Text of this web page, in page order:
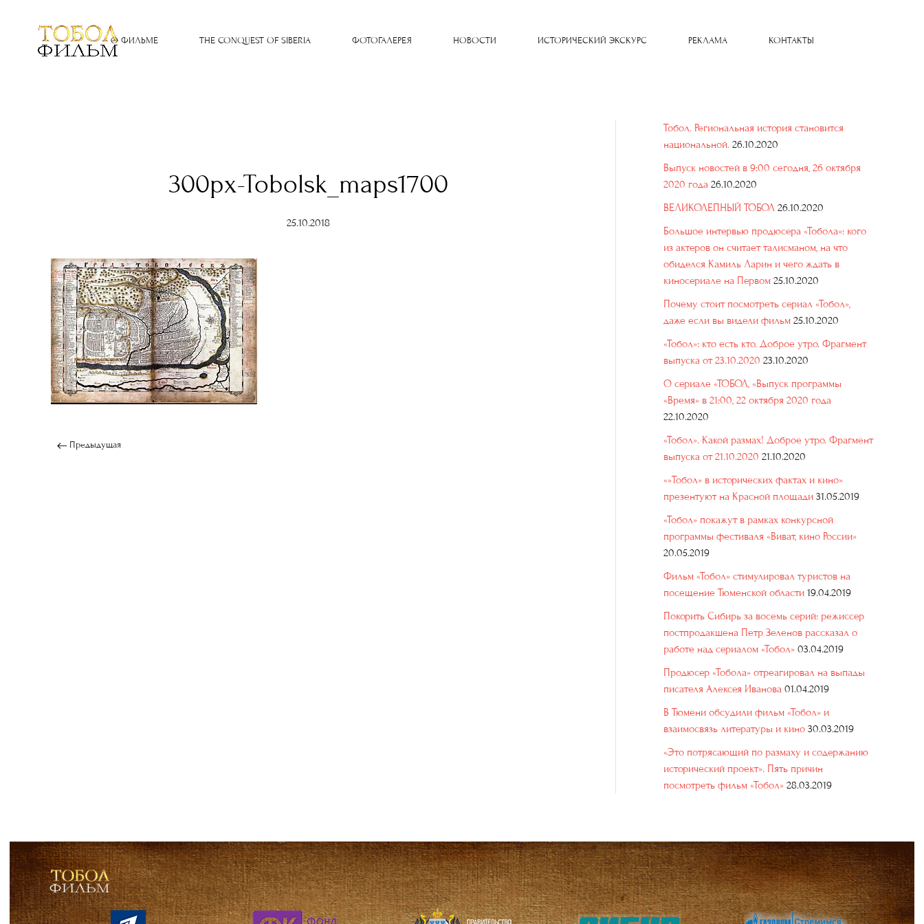
О ФИЛЬМЕ THE CONQUEST OF SIBERIA ФОТОГАЛЕРЕЯ НОВОСТИ ИСТОРИЧЕСКИЙ ЭКСКУРС РЕКЛАМА КОНТАКТЫ
300px-Tobolsk_maps1700
25.10.2018
Предыдущая
Тобол. Региональная история становится
национальной. 26.10.2020
Выпуск новостей в 9:00 сегодня, 26 октября
2020 года 26.10.2020
ВЕЛИКОЛЕПНЫЙ ТОБОЛ 26.10.2020
Большое интервью продюсера «Тобола»: кого
из актеров он считает талисманом, на что
обиделся Камиль Ларин и чего ждать в
киносериале на Первом 25.10.2020
Почему стоит посмотреть сериал «Тобол»,
даже если вы видели фильм 25.10.2020
«Тобол»: кто есть кто. Доброе утро. Фрагмент
выпуска от 23.10.2020 23.10.2020
О сериале «ТОБОЛ, «Выпуск программы
«Время» в 21:00, 22 октября 2020 года
22.10.2020
«Тобол». Какой размах! Доброе утро. Фрагмент
выпуска от 21.10.2020 21.10.2020
«»Тобол» в исторических фактах и кино»
презентуют на Красной площади 31.05.2019
«Тобол» покажут в рамках конкурсной
программы фестиваля «Виват, кино России»
20.05.2019
Фильм «Тобол» стимулировал туристов на
посещение Тюменской области 19.04.2019
Покорить Сибирь за восемь серий: режиссер
постпродакшена Петр Зеленов рассказал о
работе над сериалом «Тобол» 03.04.2019
Продюсер «Тобола» отреагировал на выпады
писателя Алексея Иванова 01.04.2019
В Тюмени обсудили фильм «Тобол» и
взаимосвязь литературы и кино 30.03.2019
«Это потрясающий по размаху и содержанию
исторический проект». Пять причин
посмотреть фильм «Тобол» 28.03.2019